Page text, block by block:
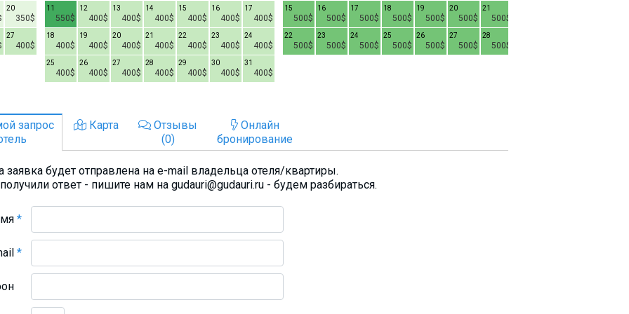
350$
20
400$
27
550$
11
400$
12
400$
13
400$
14
400$
15
400$
16
400$
17
400$
18
400$
19
400$
20
400$
21
400$
22
400$
23
400$
24
400$
25
400$
26
400$
27
400$
28
400$
29
400$
30
400$
31
500$
15
500$
16
500$
17
500$
18
500$
19
500$
20
500$
21
500$
22
500$
23
500$
24
500$
25
500$
26
500$
27
500$
28
запрос
Карта
Отзывы
(0)
Онлайн
бронирование
заявка будет отправлена на e-mail владельца отеля/квартиры.
ответ - пишите нам на gudauri@gudauri.ru - будем разбираться.
*
*